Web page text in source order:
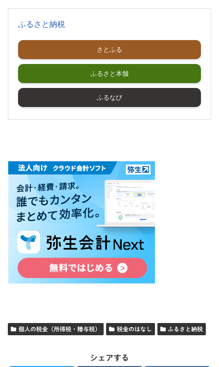
ふるさと納税
さとふる
ふるさと本舗
ふるなび
個人の税金（所得税・贈与税） 税金のはなし ふるさと納税
シェアする